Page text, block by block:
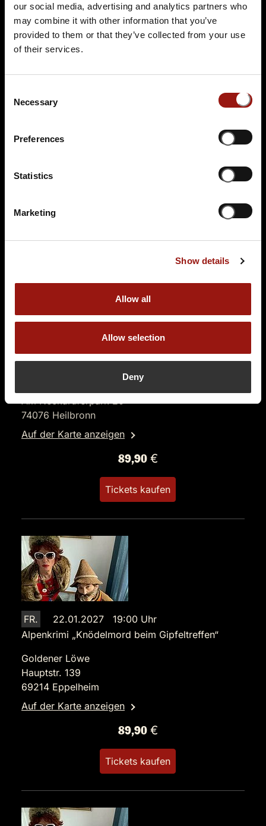
our social media, advertising and analytics partners who
may combine it with other information that you’ve
provided to them or that they’ve collected from your use
of their services.
Selection
Necessary
Preferences
Statistics
Marketing
Show details
Allow all
Allow selection
Deny
Alpenkrimi „Knödelmord beim Gipfeltreffen“
69117 Heidelberg
Alpenkrimi „Knödelmord beim Gipfeltreffen“
Am Neckaruferpark 20
74076 Heilbronn
Auf der Karte anzeigen
89,90 €
Tickets kaufen
FR.
22.01.2027 19:00 Uhr
Alpenkrimi „Knödelmord beim Gipfeltreffen“
Goldener Löwe
Hauptstr. 139
69214 Eppelheim
Auf der Karte anzeigen
89,90 €
Tickets kaufen